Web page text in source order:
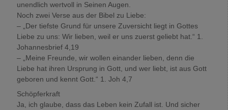
unendlich wertvoll in Seinen Augen.
Noch zwei Verse aus der Bibel zu Liebe:
– „Der tiefste Grund für unsere Zuversicht liegt in Gottes
Liebe zu uns: Wir lieben, weil er uns zuerst geliebt hat.“ 1.
Johannesbrief 4,19
– „Meine Freunde, wir wollen einander lieben, denn die
Liebe hat ihren Ursprung in Gott, und wer liebt, ist aus Gott
geboren und kennt Gott.“ 1. Joh 4,7
Schöpferkraft
Ja, ich glaube, dass das Leben kein Zufall ist. Und sicher